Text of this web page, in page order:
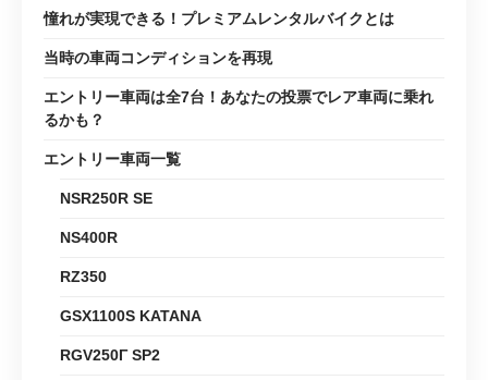
憧れが実現できる！プレミアムレンタルバイクとは
当時の車両コンディションを再現
エントリー車両は全7台！あなたの投票でレア車両に乗れ
るかも？
エントリー車両一覧
NSR250R SE
NS400R
RZ350
GSX1100S KATANA
RGV250Γ SP2